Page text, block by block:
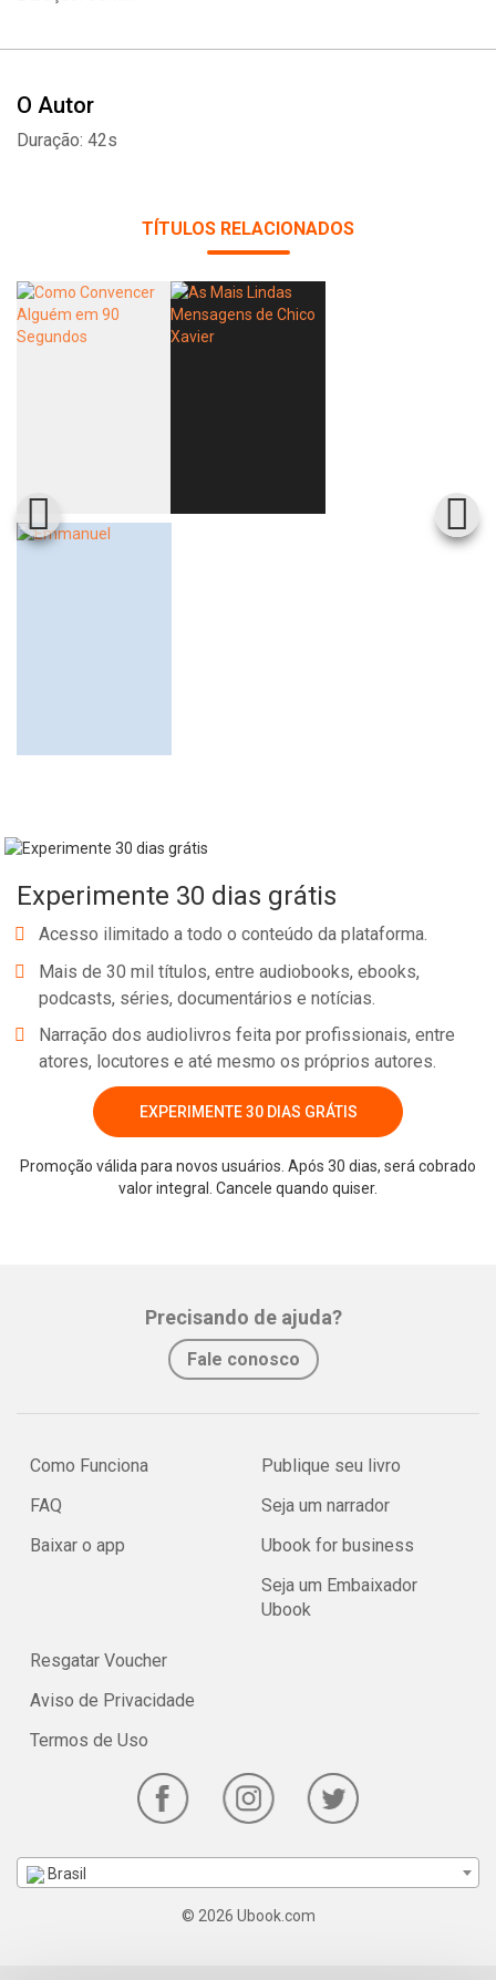
O Autor
Duração: 42s
TÍTULOS RELACIONADOS
Experimente 30 dias grátis
Acesso ilimitado a todo o conteúdo da plataforma.
Mais de 30 mil títulos, entre audiobooks, ebooks,
podcasts, séries, documentários e notícias.
Narração dos audiolivros feita por profissionais, entre
atores, locutores e até mesmo os próprios autores.
EXPERIMENTE 30 DIAS GRÁTIS
Promoção válida para novos usuários. Após 30 dias, será cobrado
valor integral. Cancele quando quiser.
Precisando de ajuda?
Fale conosco
Como Funciona
FAQ
Baixar o app
Publique seu livro
Seja um narrador
Ubook for business
Seja um Embaixador
Ubook
Resgatar Voucher
Aviso de Privacidade
Termos de Uso
Brasil
© 2026 Ubook.com